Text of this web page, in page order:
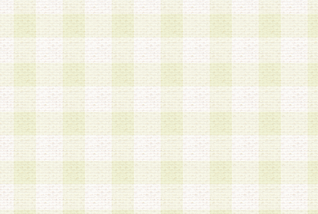
を付与します。
3.会員は、会員登録の際に申告する登録情報の全
いかなる虚偽の申告をも行ってはならないものと
4.会員は、複数のログインＩＤおよびパスワード
いものとします。
第4条 ログインIDおよびパスワードの管理
1.会員は、会員登録後、本サイト内にて本サービ
加する際には、前条に基づき当社から付与された
スワードを使用するものとします。